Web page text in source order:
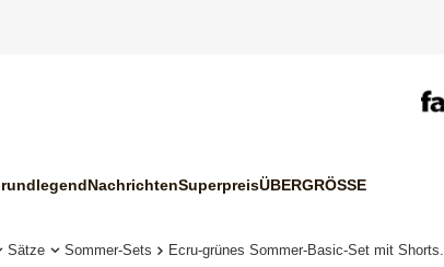
NachrichtenSuperpreisÜBERGRÖSSE
Sätze Sommer-Sets Ecru-grünes Sommer-Basic-Set mit Shorts.